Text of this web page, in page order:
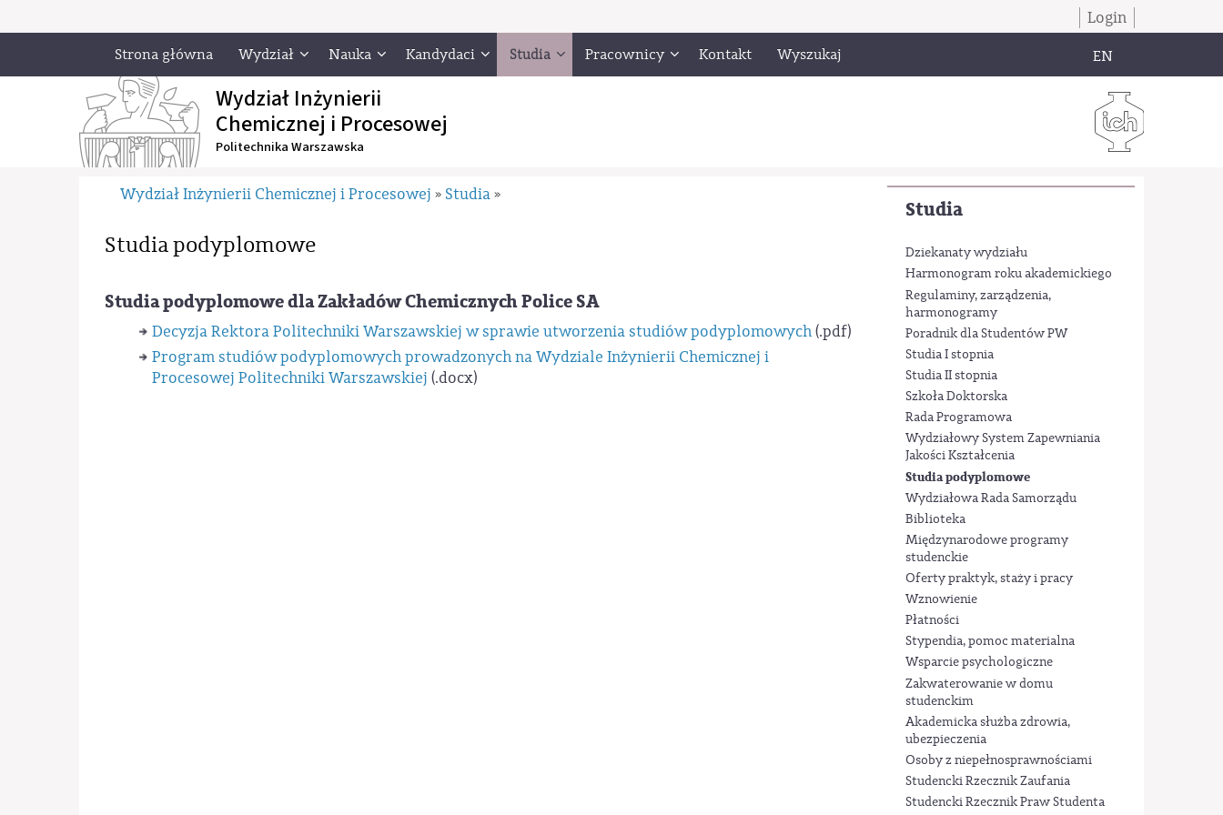
Login
Strona główna Wydział Nauka Kandydaci Studia Pracownicy Kontakt Wyszukaj EN
Wydział Inżynierii
Chemicznej i Procesowej
Politechnika Warszawska
Studia
Dziekanaty wydziału
Harmonogram roku akademickiego
Regulaminy, zarządzenia,
harmonogramy
Poradnik dla Studentów PW
Studia I stopnia
Studia II stopnia
Szkoła Doktorska
Rada Programowa
Wydziałowy System Zapewniania
Jakości Kształcenia
Studia podyplomowe
Wydziałowa Rada Samorządu
Biblioteka
Międzynarodowe programy
studenckie
Oferty praktyk, staży i pracy
Wznowienie
Płatności
Stypendia, pomoc materialna
Wsparcie psychologiczne
Zakwaterowanie w domu
studenckim
Akademicka służba zdrowia,
ubezpieczenia
Osoby z niepełnosprawnościami
Studencki Rzecznik Zaufania
Studencki Rzecznik Praw Studenta
Wydział Inżynierii Chemicznej i Procesowej » Studia »
Studia podyplomowe
Studia podyplomowe dla Zakładów Chemicznych Police SA
Decyzja Rektora Politechniki Warszawskiej w sprawie utworzenia studiów podyplomowych(.pdf)
Program studiów podyplomowych prowadzonych na Wydziale Inżynierii Chemicznej i
Procesowej Politechniki Warszawskiej (.docx)